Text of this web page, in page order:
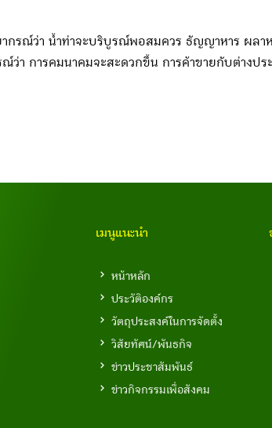
กรณ์ว่า น้ำท่าจะบริบูรณ์พอสมควร ธัญญาหาร ผล
า การคมนาคมจะสะดวกขึ้น การค้าขายกับต่างประ
เมนูแนะนำ
หน้าหลัก
ประวัติองค์กร
วัตถุประสงค์ในการจัดตั้ง
วิสัยทัศน์/พันธกิจ
ข่าวประชาสัมพันธ์
ข่าวกิจกรรมเพื่อสังคม